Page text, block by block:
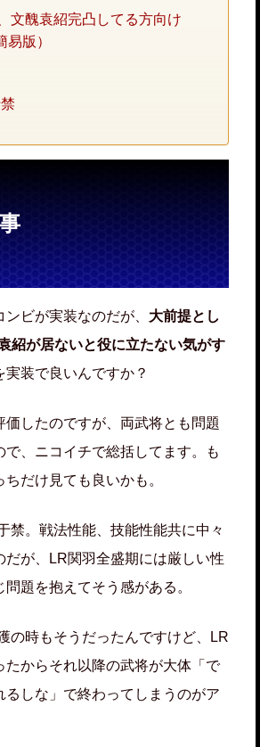
文醜袁紹完凸してる方向け
易版）
ビが実装なのだが、 大前提とし
紹が居ないと役に立たない気がす
実装で良いんですか？
したのですが、両武将とも問題
で、ニコイチで総括してます。も
だけ見ても良いかも。
禁。戦法性能、技能性能共に中々
だが、LR関羽全盛期には厳しい性
題を抱えてそう感がある。
の時もそうだったんですけど、LR
たからそれ以降の武将が大体「で
るしな」で終わってしまうのがア